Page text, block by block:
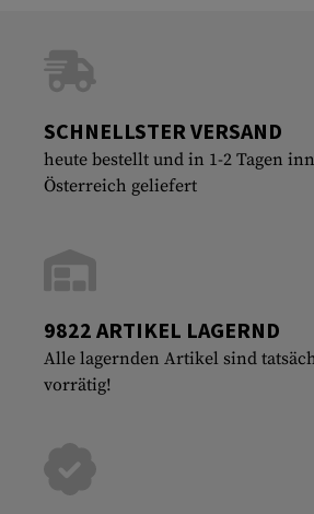
SCHNELLSTER VERSAND
heute bestellt und in 1-2 Tagen
Österreich geliefert
9822 ARTIKEL LAGERND
Alle lagernden Artikel sind
vorrätig!